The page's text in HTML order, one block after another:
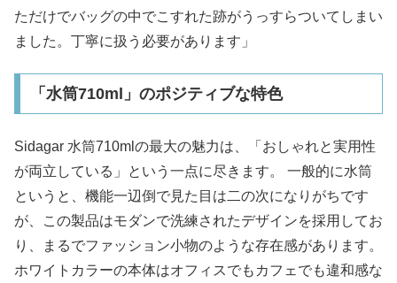
ただけでバッグの中でこすれた跡がうっすらついてしまい
ました。丁寧に扱う必要があります」
「水筒710ml」のポジティブな特色
Sidagar 水筒710mlの最大の魅力は、「おしゃれと実用性
が両立している」という一点に尽きます。 一般的に水筒
というと、機能一辺倒で見た目は二の次になりがちです
が、この製品はモダンで洗練されたデザインを採用してお
り、まるでファッション小物のような存在感があります。
ホワイトカラーの本体はオフィスでもカフェでも違和感な